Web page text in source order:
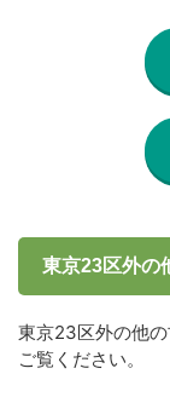
東京23区外の
東京23区外の他
ご覧ください。